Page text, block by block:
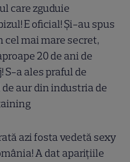
care zguduie
E oficial! Și-au spus
cel mai mare secret,
20 de ani de
S-a ales praful de
de aur din industria de
azi fosta vedetă sexy
A dat aparițiile